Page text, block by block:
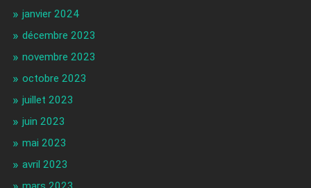
janvier 2024
décembre 2023
novembre 2023
octobre 2023
juillet 2023
juin 2023
mai 2023
avril 2023